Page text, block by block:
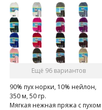
Ещё 96 вариантов
90% пух норки, 10% нейлон,
350 м, 50 гр.
Мягкая нежная пряжа с пухом